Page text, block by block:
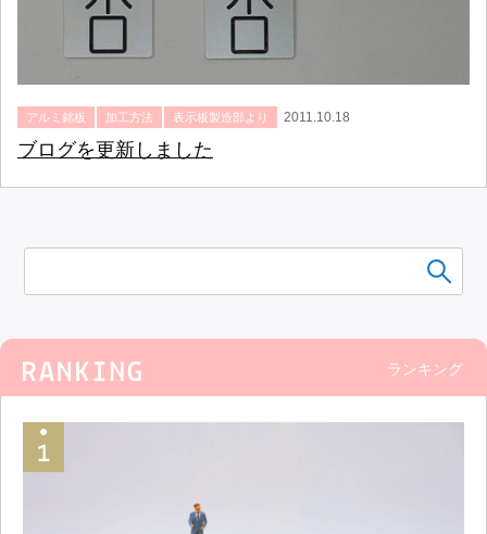
ランキング
アルミ銘板 加工方法 表示板製造部より 2011.10.18
ブログを更新しました